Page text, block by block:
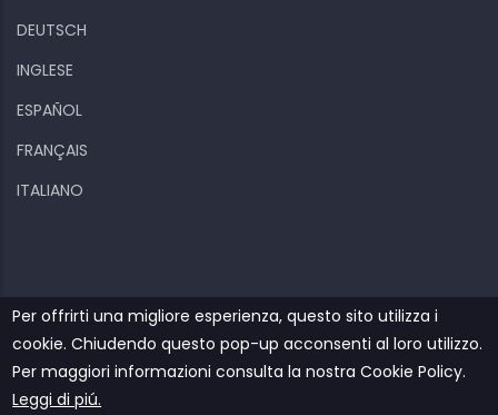
DEUTSCH
INGLESE
ESPAÑOL
FRANÇAIS
ITALIANO
Kiizo Informativa sulla privacy
Cookies
Per offrirti una migliore esperienza, questo sito utilizza i
cookie. Chiudendo questo pop-up acconsenti al loro utilizzo.
Per maggiori informazioni consulta la nostra Cookie Policy.
Leggi di piú.